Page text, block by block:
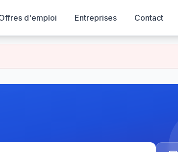
d'emploi Entreprises Contact